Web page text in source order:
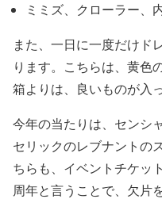
ミミズ、クローラー、
また、一日に一度だけド
ります。こちらは、黄色
箱よりは、良いものが入
今年の当たりは、センシ
セリックのレブナントの
ちらも、イベントチケッ
周年と言うことで、欠片